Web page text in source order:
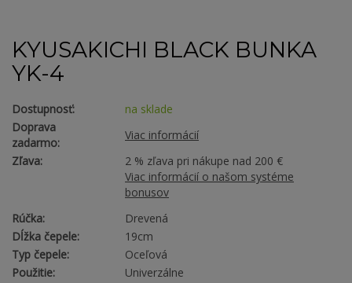
KYUSAKICHI BLACK BUNKA
YK-4
Dostupnosť:
na sklade
Doprava
zadarmo:
Viac informácií
Zľava:
2 % zľava pri nákupe nad 200 €
Viac informácií o našom systéme
bonusov
Rúčka:
Drevená
Dĺžka čepele:
19cm
Typ čepele:
Oceľová
Použitie:
Univerzálne